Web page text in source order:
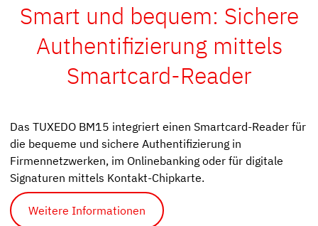
Smart und bequem: Sichere
Authentifizierung mittels
Smartcard-Reader
Das TUXEDO BM15 integriert einen Smartcard-Reader für
die bequeme und sichere Authentifizierung in
Firmennetzwerken, im Onlinebanking oder für digitale
Signaturen mittels Kontakt-Chipkarte.
Weitere Informationen